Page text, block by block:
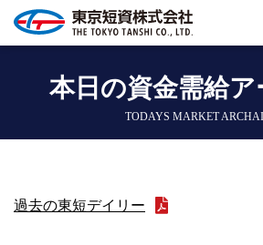
本日の資金需給
TODAYS MARKET
過去の東短デイリー